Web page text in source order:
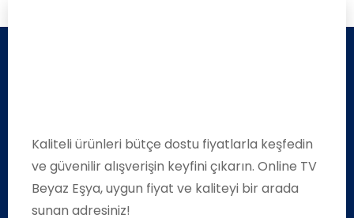
Kaliteli ürünleri bütçe dostu fiyatlarla keşfedin
ve güvenilir alışverişin keyfini çıkarın. Online TV
Beyaz Eşya, uygun fiyat ve kaliteyi bir arada
sunan adresiniz!